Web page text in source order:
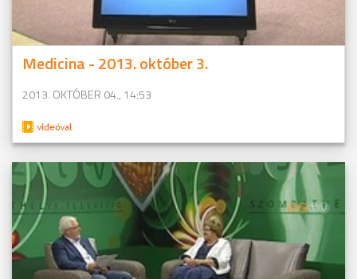
Medicina - 2013. október 3.
2013. OKTÓBER 04., 14:53